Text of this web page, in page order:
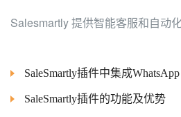
SaleSmartly插件中集成WhatsApp
SaleSmartly插件的功能及优势